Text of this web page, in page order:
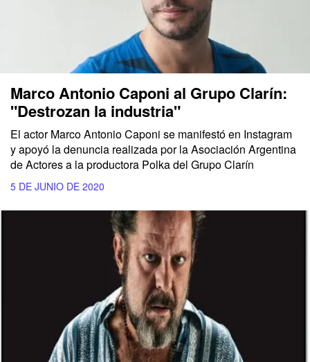
Marco Antonio Caponi al Grupo Clarín:
"Destrozan la industria"
El actor Marco Antonio Caponi se manifestó en Instagram
y apoyó la denuncia realizada por la Asociación Argentina
de Actores a la productora Polka del Grupo Clarín
5 DE JUNIO DE 2020